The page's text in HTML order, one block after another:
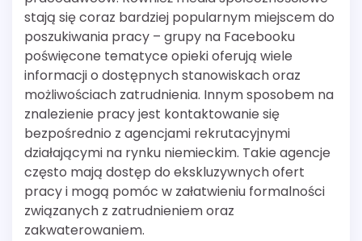
stają się coraz bardziej popularnym miejscem do
poszukiwania pracy – grupy na Facebooku
poświęcone tematyce opieki oferują wiele
informacji o dostępnych stanowiskach oraz
możliwościach zatrudnienia. Innym sposobem na
znalezienie pracy jest kontaktowanie się
bezpośrednio z agencjami rekrutacyjnymi
działającymi na rynku niemieckim. Takie agencje
często mają dostęp do ekskluzywnych ofert
pracy i mogą pomóc w załatwieniu formalności
związanych z zatrudnieniem oraz
zakwaterowaniem.